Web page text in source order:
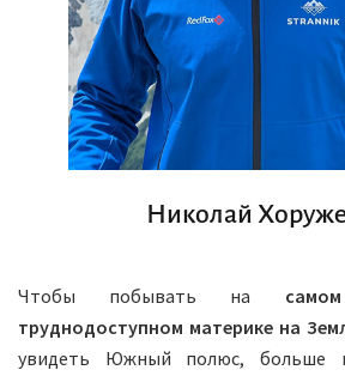
Николай
Чтобы побывать на
труднодоступном материке на
увидеть Южный полюс, больше